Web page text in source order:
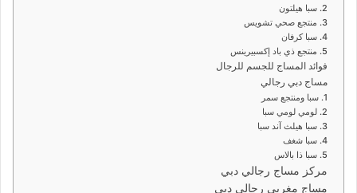
2. سبا هيلتون
3. منتجع صحي تشويس
4. سبا كرفان
5. منتجع ذي باد إكسبيرينس
فوائد المساج للجسم للرجال
مساج دبي رجالي
1. سبا ومنتجع سمر
2. لومي لومي سبا
3. سبا هيلث آند سبا
4. سبا شغف
5. سبا ذا بالاس
مركز مساج رجالي دبي
مساج مغربي رجالي دبي